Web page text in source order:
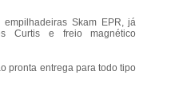
Skam EPR, já
Curtis e freio magnético
pronta entrega para todo tipo